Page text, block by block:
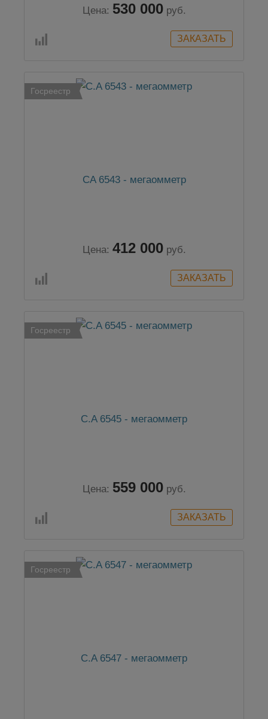
Цена: 530 000 руб.
Госреестр
CA 6543 - мегаомметр
Цена: 412 000 руб.
Госреестр
C.A 6545 - мегаомметр
Цена: 559 000 руб.
Госреестр
C.A 6547 - мегаомметр